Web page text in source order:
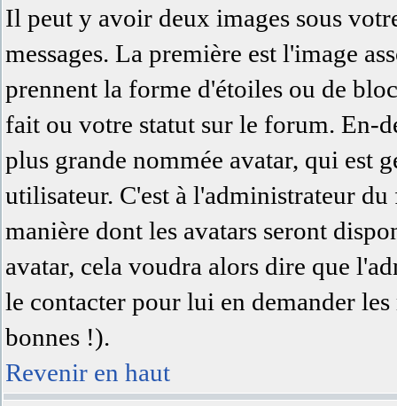
Il peut y avoir deux images sous
messages. La première est l'image
prennent la forme d'étoiles ou de
fait ou votre statut sur le forum. En-
plus grande nommée avatar, qui est
utilisateur. C'est à l'administrateur
manière dont les avatars seront
avatar, cela voudra alors dire que
le contacter pour lui en demander
bonnes !).
Revenir en haut